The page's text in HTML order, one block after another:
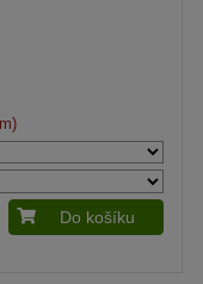
Do košíku